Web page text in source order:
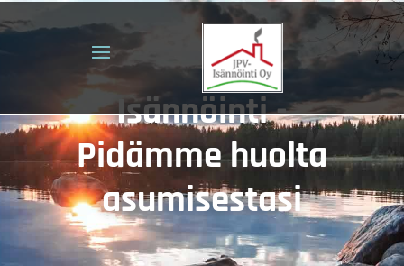
Isännöinti -
Pidämme huolta
asumisestasi